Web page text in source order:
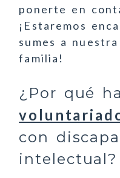
ponerte en
¡Estaremos
sumes a
familia!
¿Por qué
con
intelectual?